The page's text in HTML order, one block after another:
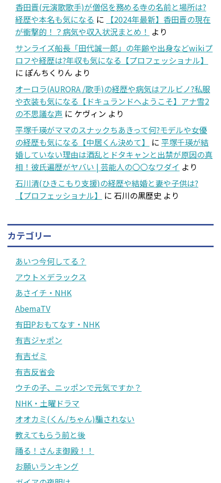
香田晋(元演歌歌手)が僧侶を務める寺の名前と場所は?
経歴や本名も気になる に
【2024年最新】香田晋の現在
が衝撃的！？病気や収入状況まとめ！ より
サンライズ船長「田代誠一郎」の年齢や出身などwikiプ
ロフや経歴は?年収も気になる【プロフェッショナル】
に ぽんちくりん より
オーロラ(AURORA /歌手)の経歴や病気はアルビノ?私服
や衣装も気になる【ドキュランドへようこそ】アナ雪2
の不思議な声 に ケヴィン より
平塚千瑛がママのスナックちあきって何?モデルや女優
の経歴も気になる【中居くん決めて】
に 平塚千瑛が結
婚していない理由は酒乱とドタキャンと出禁が原因の真
相！彼氏遍歴がヤバい | 芸能人の〇〇なワダイ より
石川清(ひきこもり支援)の経歴や結婚と妻や子供は?
【プロフェッショナル】
に 石川の黒歴史 より
カテゴリー
あいつ今何してる？
アウト×デラックス
あさイチ・NHK
AbemaTV
有田Pおもてなす・NHK
有吉ジャポン
有吉ゼミ
有吉反省会
ウチの子、ニッポンで元気ですか？
NHK・土曜ドラマ
オオカミ(くん/ちゃん)騙されない
教えてもらう前と後
踊る！さんま御殿！！
お願いランキング